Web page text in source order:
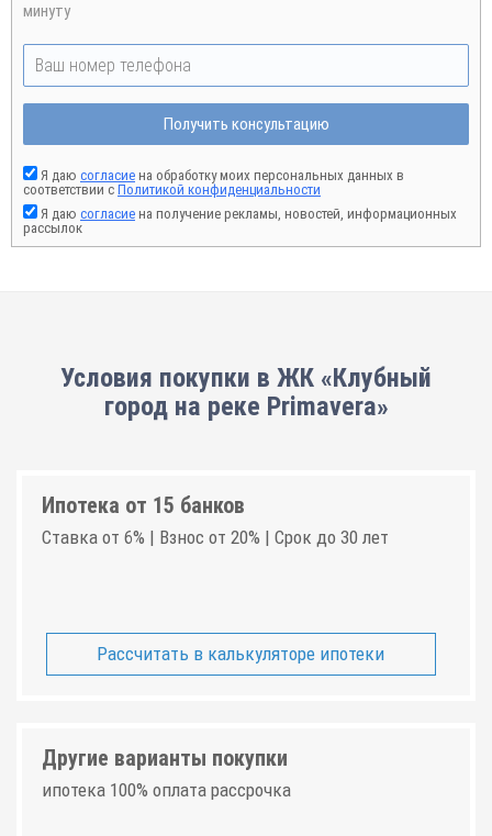
минуту
Получить консультацию
Я даю согласие на обработку моих персональных данных в
соответствии с Политикой конфиденциальности
Я даю согласие на получение рекламы, новостей, информационных
рассылок
Условия покупки в ЖК «Клубный
город на реке Primavera»
Ипотека от 15 банков
Ставка от 6% | Взнос от 20% | Срок до 30 лет
Рассчитать в калькуляторе ипотеки
Другие варианты покупки
ипотека 100% оплата рассрочка